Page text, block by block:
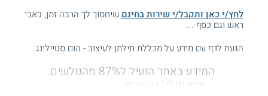
לחץ/י כאן ותקבל/י שירות בחינם שיחסוך לך הרבה זמן, כאבי
ראש וגם כסף ...
הגעת לדף עם מידע על מכללת תילתן לעיצוב - הום סטיילינג.
המידע באתר הועיל ל87% מהגולשים.
עזרנו גם לך? דרג אותנו: